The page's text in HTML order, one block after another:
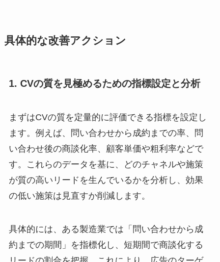
具体的な改善アクション
1. CVの質を見極めるための指標設定と分析
まずはCVの質を定量的に評価できる指標を設定し
ます。例えば、問い合わせから成約までの率、問
い合わせ後の商談化率、顧客単価や粗利率などで
す。これらのデータを基に、どのチャネルや施策
が質の高いリードを生んでいるかを分析し、効果
の低い施策は見直すか削減します。
具体的には、ある製造業では「問い合わせから成
約までの期間」を指標化し、短期間で商談化する